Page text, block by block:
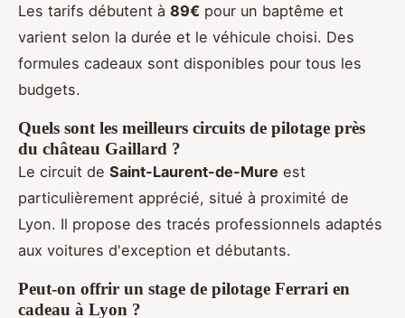
Les tarifs débutent à 89€ pour un baptême et
varient selon la durée et le véhicule choisi. Des
formules cadeaux sont disponibles pour tous les
budgets.
Quels sont les meilleurs circuits de pilotage près
du château Gaillard ?
Le circuit de Saint-Laurent-de-Mure est
particulièrement apprécié, situé à proximité de
Lyon. Il propose des tracés professionnels adaptés
aux voitures d'exception et débutants.
Peut-on offrir un stage de pilotage Ferrari en
cadeau à Lyon ?